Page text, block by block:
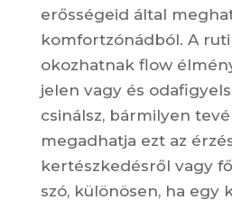
erősségeid által
komfortzónádból. A
okozhatnak flow
jelen vagy és
csinálsz, bármilyen
megadhatja ezt az
kertészkedésről vagy
szó, különösen, ha egy